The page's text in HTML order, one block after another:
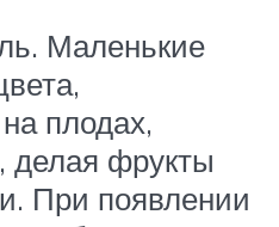
Маленькие
плодах,
делая фрукты
При появлении